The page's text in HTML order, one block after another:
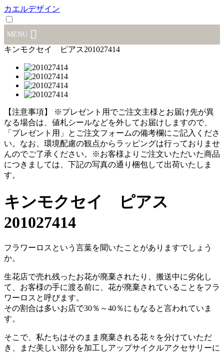
カエルデザイン
MENU
キンモクセイ ピアス201027414
【注意事項】
※プレゼント用でご注文主様とお届け先が異
なる場合は、値札シールなどを外してお届けしますので、
「プレゼント用」とご注文フォームの備考欄にご記入くださ
い。 なお、環境配慮の観点からラッピングは行っておりませ
んのでご了承ください。
※お客様よりご注文いただいた商品
につきましては、下記の写真の通り梱包して出荷いたしま
す。
キンモクセイ ピアス
201027414
フラワーロスという言葉を聞いたことがありますでしょう
か。
生花店で売れ残ったお花が廃棄されたり、搬送中に劣化し
て、お客様の手に渡る前に、花が廃棄されていることをフラ
ワーロスと呼びます。
その割合は多いお店で30％～40％にもなると言われていま
す。
そこで、私たちはそのまま廃棄される花々を分けていただ
き、まだ美しい部分を加工しアップサイクルアクセサリーに